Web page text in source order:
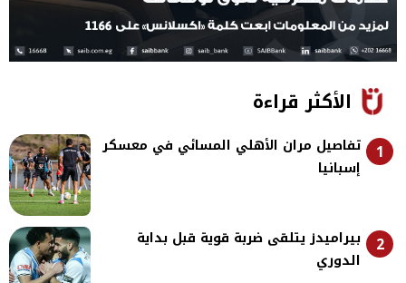
الأكثر قراءة
1
تفاصيل مران الأهلي المسائي في معسكر
إسبانيا
2
بيراميدز يتلقى ضربة قوية قبل بداية
الدوري